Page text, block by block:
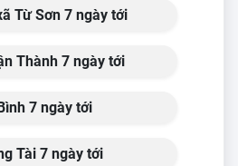
Từ Sơn 7 ngày tới
Thành 7 ngày tới
7 ngày tới
Tài 7 ngày tới